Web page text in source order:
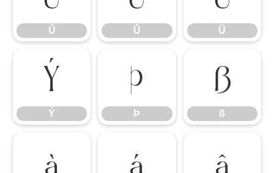
Ú Û Ü
Ý
Ý Þ
Þ ß
ß